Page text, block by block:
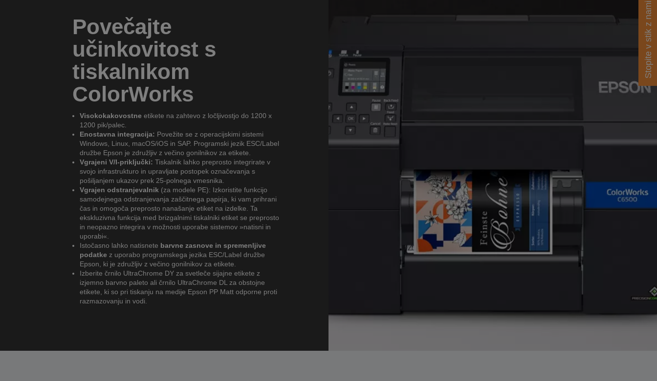
Povečajte
učinkovitost s
tiskalnikom
ColorWorks
Visokokakovostneetikete na zahtevo z ločljivostjo do 1200 x
1200 pik/palec.
Enostavna integracija: Povežite se z operacijskimi sistemi
Windows, Linux, macOS/iOS in SAP. Programski jezik ESC/Label
družbe Epson je združljiv z večino gonilnikov za etikete.
Vgrajeni V/I-priključki: Tiskalnik lahko preprosto integrirate v
svojo infrastrukturo in upravljate postopek označevanja s
pošiljanjem ukazov prek 25-polnega vmesnika.
Vgrajen odstranjevalnik (za modele PE): Izkoristite funkcijo
samodejnega odstranjevanja zaščitnega papirja, ki vam prihrani
čas in omogoča preprosto nanašanje etiket na izdelke. Ta
ekskluzivna funkcija med brizgalnimi tiskalniki etiket se preprosto
in neopazno integrira v možnosti uporabe sistemov »natisni in
uporabi«.
Istočasno lahko natisnete barvne zasnove in spremenljive
podatkez uporabo programskega jezika ESC/Label družbe
Epson, ki je združljiv z večino gonilnikov za etikete.
Izberite črnilo UltraChrome DY za svetleče sijajne etikete z
izjemno barvno paleto ali črnilo UltraChrome DL za obstojne
etikete, ki so pri tiskanju na medije Epson PP Matt odporne proti
razmazovanju in vodi.
Stopite v stik z nami